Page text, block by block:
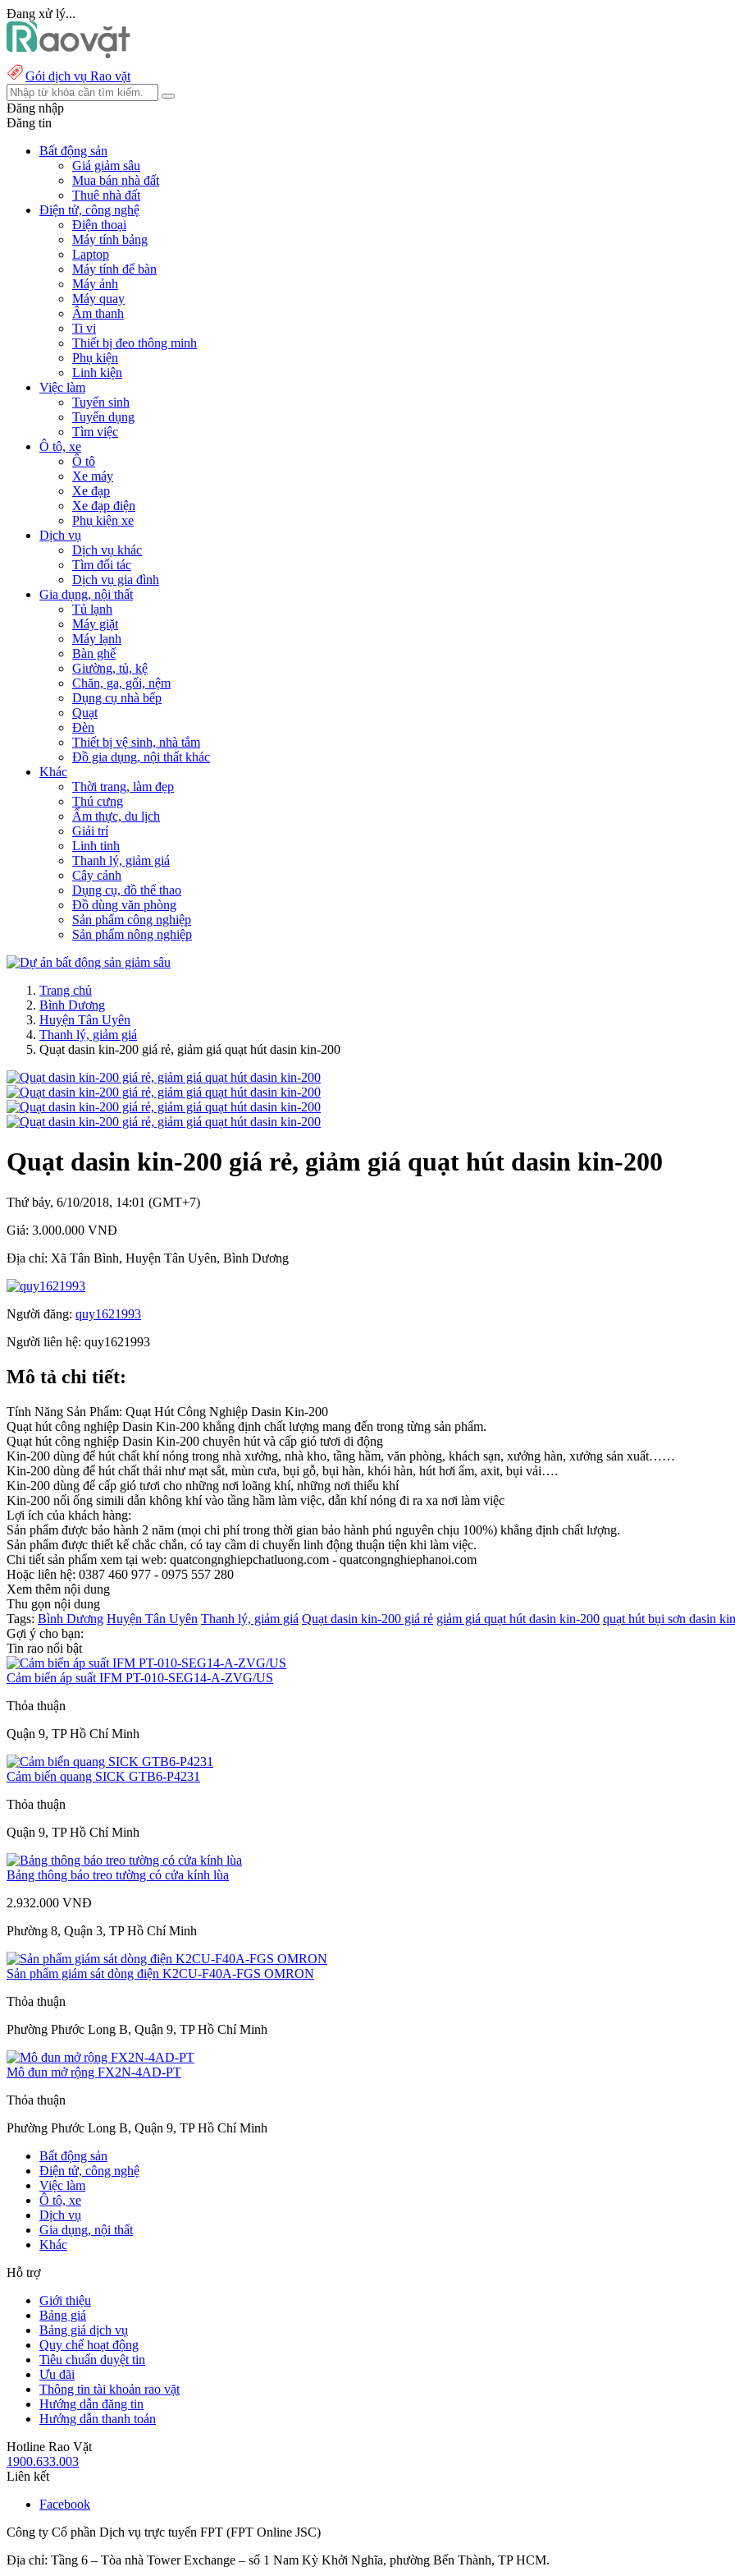
Đang xử lý...
Gói dịch vụ Rao vặt
Đăng nhập
Đăng tin
Bất động sản
Giá giảm sâu
Mua bán nhà đất
Thuê nhà đất
Điện tử, công nghệ
Điện thoại
Máy tính bảng
Laptop
Máy tính để bàn
Máy ảnh
Máy quay
Âm thanh
Ti vi
Thiết bị đeo thông minh
Phụ kiện
Linh kiện
Việc làm
Tuyển sinh
Tuyển dụng
Tìm việc
Ô tô, xe
Ô tô
Xe máy
Xe đạp
Xe đạp điện
Phụ kiện xe
Dịch vụ
Dịch vụ khác
Tìm đối tác
Dịch vụ gia đình
Gia dụng, nội thất
Tủ lạnh
Máy giặt
Máy lạnh
Bàn ghế
Giường, tủ, kệ
Chăn, ga, gối, nệm
Dụng cụ nhà bếp
Quạt
Đèn
Thiết bị vệ sinh, nhà tắm
Đồ gia dụng, nội thất khác
Khác
Thời trang, làm đẹp
Thú cưng
Ẩm thực, du lịch
Giải trí
Linh tinh
Thanh lý, giảm giá
Cây cảnh
Dụng cụ, đồ thể thao
Đồ dùng văn phòng
Sản phẩm công nghiệp
Sản phẩm nông nghiệp
Trang chủ
Bình Dương
Huyện Tân Uyên
Thanh lý, giảm giá
Quạt dasin kin-200 giá rẻ, giảm giá quạt hút dasin kin-200
Quạt dasin kin-200 giá rẻ, giảm giá quạt hút dasin kin-200
Thứ bảy, 6/10/2018, 14:01 (GMT+7)
Giá: 3.000.000 VNĐ
Địa chỉ: Xã Tân Bình, Huyện Tân Uyên, Bình Dương
Người đăng: quy1621993
Người liên hệ: quy1621993
Mô tả chi tiết:
Tính Năng Sản Phẩm: Quạt Hút Công Nghiệp Dasin Kin-200
Quạt hút công nghiệp Dasin Kin-200 khẳng định chất lượng mang đến trong từng sản phẩm.
Quạt hút công nghiệp Dasin Kin-200 chuyên hút và cấp gió tươi di động
Kin-200 dùng để hút chất khí nóng trong nhà xưởng, nhà kho, tầng hầm, văn phòng, khách sạn, xưởng hàn, xưởng sản xuất……
Kin-200 dùng để hút chất thải như mạt sắt, mùn cưa, bụi gỗ, bụi hàn, khói hàn, hút hơi ẩm, axit, bụi vải….
Kin-200 dùng để cấp gió tươi cho những nơi loãng khí, những nơi thiếu khí
Kin-200 nối ống simili dẫn không khí vào tầng hầm làm việc, dẫn khí nóng đi ra xa nơi làm việc
Lợi ích của khách hàng:
Sản phẩm được bảo hành 2 năm (mọi chi phí trong thời gian bảo hành phú nguyên chịu 100%) khẳng định chất lượng.
Sản phẩm được thiết kế chắc chắn, có tay cầm di chuyển linh động thuận tiện khi làm việc.
Chi tiết sản phẩm xem tại web: quatcongnghiepchatluong.com - quatcongnghiephanoi.com
Hoặc liên hệ: 0387 460 977 - 0975 557 280
Xem thêm nội dung
Thu gọn nội dung
Tags: Bình Dương Huyện Tân Uyên Thanh lý, giảm giá Quạt dasin kin-200 giá rẻ giảm giá quạt hút dasin kin-200 quạt hút bụi sơn dasin
Gợi ý cho bạn:
Tin rao nổi bật
Cảm biến áp suất IFM PT-010-SEG14-A-ZVG/US
Thỏa thuận
Quận 9, TP Hồ Chí Minh
Cảm biến quang SICK GTB6-P4231
Thỏa thuận
Quận 9, TP Hồ Chí Minh
Bảng thông báo treo tường có cửa kính lùa
2.932.000 VNĐ
Phường 8, Quận 3, TP Hồ Chí Minh
Sản phẩm giám sát dòng điện K2CU-F40A-FGS OMRON
Thỏa thuận
Phường Phước Long B, Quận 9, TP Hồ Chí Minh
Mô đun mở rộng FX2N-4AD-PT
Thỏa thuận
Phường Phước Long B, Quận 9, TP Hồ Chí Minh
Bất động sản
Điện tử, công nghệ
Việc làm
Ô tô, xe
Dịch vụ
Gia dụng, nội thất
Khác
Hỗ trợ
Giới thiệu
Bảng giá
Bảng giá dịch vụ
Quy chế hoạt động
Tiêu chuẩn duyệt tin
Ưu đãi
Thông tin tài khoản rao vặt
Hướng dẫn đăng tin
Hướng dẫn thanh toán
Hotline Rao Vặt
1900.633.003
Liên kết
Facebook
Công ty Cổ phần Dịch vụ trực tuyến FPT (FPT Online JSC)
Địa chỉ: Tầng 6 – Tòa nhà Tower Exchange – số 1 Nam Kỳ Khởi Nghĩa, phường Bến Thành, TP HCM.